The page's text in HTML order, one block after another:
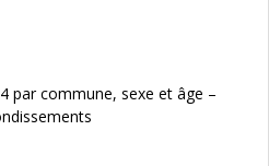
par commune, sexe et âge –